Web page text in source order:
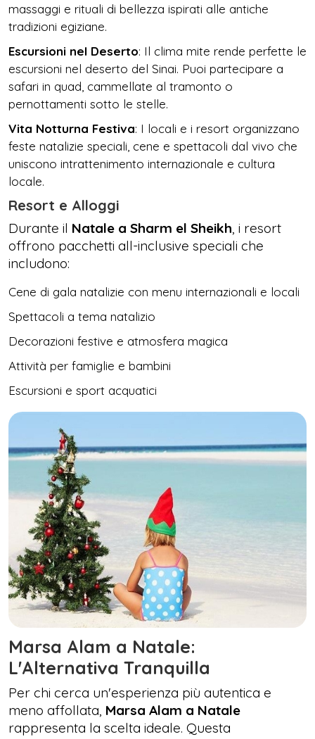
massaggi e rituali di bellezza ispirati alle antiche
tradizioni egiziane.
Escursioni nel Deserto: Il clima mite rende perfette le
escursioni nel deserto del Sinai. Puoi partecipare a
safari in quad, cammellate al tramonto o
pernottamenti sotto le stelle.
Vita Notturna Festiva: I locali e i resort organizzano
feste natalizie speciali, cene e spettacoli dal vivo che
uniscono intrattenimento internazionale e cultura
locale.
Resort e Alloggi
Durante il Natale a Sharm el Sheikh, i resort
offrono pacchetti all-inclusive speciali che
includono:
Cene di gala natalizie con menu internazionali e locali
Spettacoli a tema natalizio
Decorazioni festive e atmosfera magica
Attività per famiglie e bambini
Escursioni e sport acquatici
Marsa Alam a Natale:
L'Alternativa Tranquilla
Per chi cerca un'esperienza più autentica e
meno affollata, Marsa Alam a Natale
rappresenta la scelta ideale. Questa